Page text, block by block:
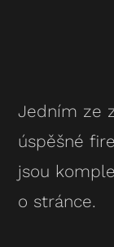
Jedním ze
úspěšné
jsou
o stránce.